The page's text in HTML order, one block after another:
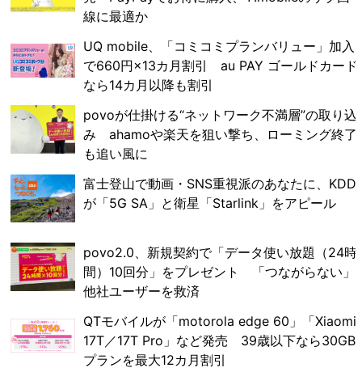
線に最適か
UQ mobile、「コミコミプランバリュー」加入
で660円×13カ月割引 au PAY ゴールドカード
なら14カ月以降も割引
povoが仕掛ける“ネットワーク不満層”の取り込
み ahamoや楽天を狙い撃ち、ローミング終了
も追い風に
富士登山で動画・SNS重視派のあなたに、KDDI
が「5G SA」と衛星「Starlink」をアピール
povo2.0、新規契約で「データ使い放題（24時
間）10回分」をプレゼント 「つながらない」
他社ユーザーを救済
QTモバイルが「motorola edge 60」「Xiaomi
17T／17T Pro」など発売 39歳以下なら30GB
プランを最大12カ月割引